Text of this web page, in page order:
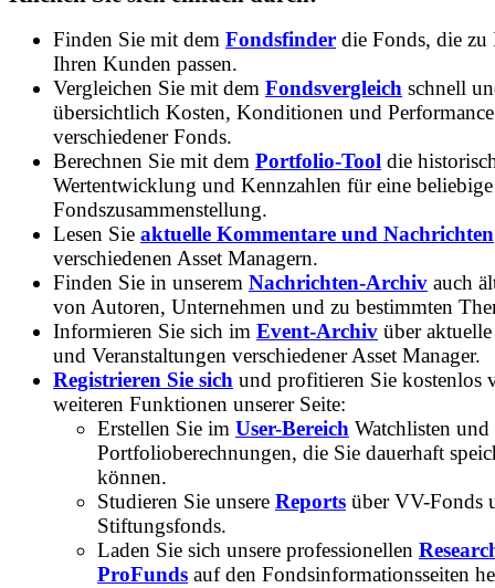
Finden Sie mit dem Fondsfinder die Fonds, die zu
Ihren Kunden passen.
Vergleichen Sie mit dem Fondsvergleich schnell
übersichtlich Kosten, Konditionen und Performance
verschiedener Fonds.
Berechnen Sie mit dem Portfolio-Tool die
Wertentwicklung und Kennzahlen für eine beliebige
Fondszusammenstellung.
Lesen Sie aktuelle Kommentare und Nachrichten
verschiedenen Asset Managern.
Finden Sie in unserem Nachrichten-Archiv auch
von Autoren, Unternehmen und zu bestimmten
Informieren Sie sich im Event-Archiv über
und Veranstaltungen verschiedener Asset Manager.
Registrieren Sie sich und profitieren Sie kostenlos
weiteren Funktionen unserer Seite:
Erstellen Sie im User-Bereich Watchlisten und
Portfolioberechnungen, die Sie dauerhaft
können.
Studieren Sie unsere Reports über VV-Fonds
Stiftungsfonds.
Laden Sie sich unsere professionellen
ProFunds auf den Fondsinformationsseiten